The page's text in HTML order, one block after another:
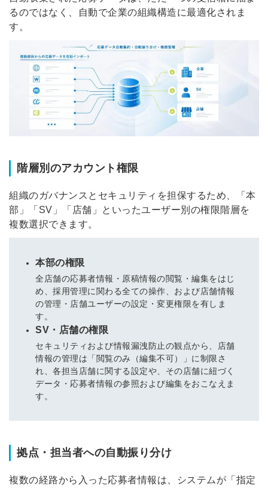
るのではなく、自動で企業の組織構造に最適化されま
す。
階層別のアカウント権限
組織のガバナンスとセキュリティを担保するため、「本
部」「SV」「店舗」といったユーザー別の権限階層を
複数選択できます。
本部の権限
全店舗の応募者情報・原稿情報の閲覧・編集をはじ
め、採用管理に関わる全ての操作、および店舗情報
の管理・店舗ユーザーの設定・変更権限を有しま
す。
SV・店舗の権限
セキュリティおよび情報漏洩防止の観点から、店舗
情報の管理は「閲覧のみ（編集不可）」に制限さ
れ、各担当店舗に関する設定や、その店舗に紐づく
データ・応募者情報の参照および編集をおこなえま
す。
拠点・担当者への自動振り分け
複数の経路から入った応募者情報は、システムが「指定